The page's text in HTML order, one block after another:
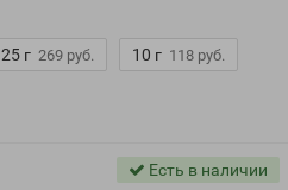
25 г 269 руб. 10 г 118 руб.
Есть в наличии